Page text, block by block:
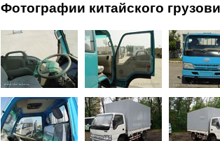
Фотографии китайского